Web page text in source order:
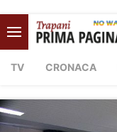
TV CRONACA